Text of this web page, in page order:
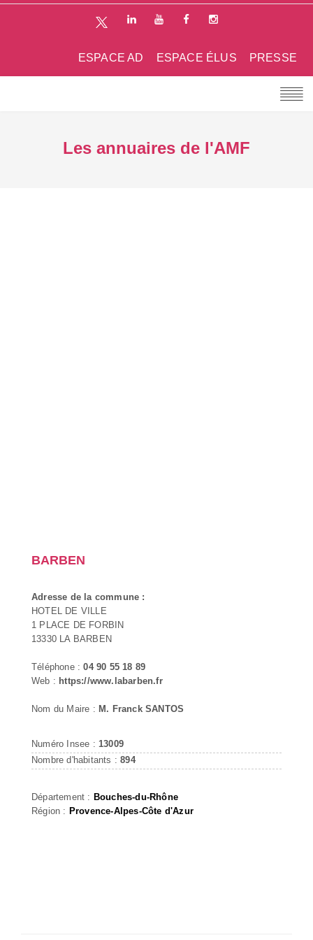
PRESSE
ESPACE ÉLUS
ESPACE AD
Les annuaires de l'AMF
BARBEN
Adresse de la commune :
HOTEL DE VILLE
1 PLACE DE FORBIN
13330 LA BARBEN
Téléphone :04 90 55 18 89
Web : https://www.labarben.fr
Nom du Maire : M. Franck SANTOS
Numéro Insee : 13009
Nombre d'habitants :894
Département : Bouches-du-Rhône
Région : Provence-Alpes-Côte d'Azur